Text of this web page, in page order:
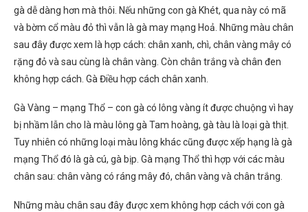
gà dễ dàng hơn mà thôi. Nếu những con gà Khét, qua này có mã
và bờm cổ màu đỏ thì vẫn là gà may mạng Hoả. Những màu chân
sau đây được xem là hợp cách: chân xanh, chì, chân vàng mây có
rặng đỏ và sau cùng là chân vàng. Còn chân trắng và chân đen
không hợp cách. Gà Điều hợp cách chân xanh.
Gà Vàng – mạng Thổ – con gà có lông vàng ít được chuộng vì hay
bị nhầm lẫn cho là màu lông gà Tam hoàng, gà tàu là loại gà thịt.
Tuy nhiên có những loại màu lông khác cũng được xếp hạng là gà
mạng Thổ đó là gà cú, gà bịp. Gà mạng Thổ thì hợp với các màu
chân sau: chân vàng có ráng mây đó, chân vàng và chân trắng.
Những màu chân sau đây được xem không hợp cách với con gà